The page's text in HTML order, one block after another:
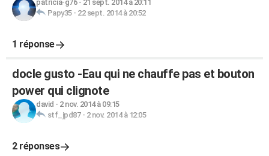
patricia-g76- 21 sept. 2014 à 20:11
Papy35- 22 sept. 2014 à 20:52
1 réponse
docle gusto -Eau qui ne chauffe pas et bouton
power qui clignote
david - 2 nov. 2014 à 09:15
stf_jpd87- 2 nov. 2014 à 12:05
2 réponses